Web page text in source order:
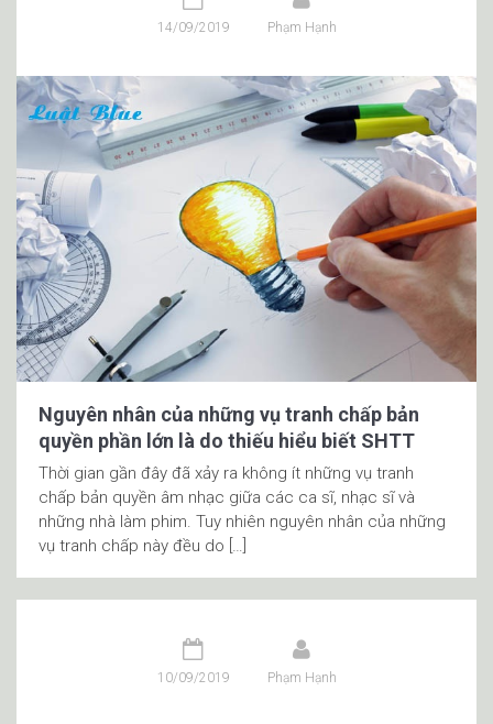
14/09/2019 Phạm Hạnh
Nguyên nhân của những vụ tranh chấp bản
quyền phần lớn là do thiếu hiểu biết SHTT
Thời gian gần đây đã xảy ra không ít những vụ tranh
chấp bản quyền âm nhạc giữa các ca sĩ, nhạc sĩ và
những nhà làm phim. Tuy nhiên nguyên nhân của những
vụ tranh chấp này đều do […]
10/09/2019 Phạm Hạnh